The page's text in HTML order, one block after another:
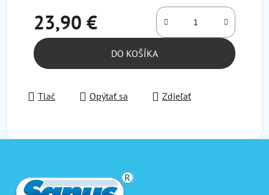
23,90 €
Jednotková cena:
DO KOŠÍKA
Tlač Opýtať sa Zdieľať